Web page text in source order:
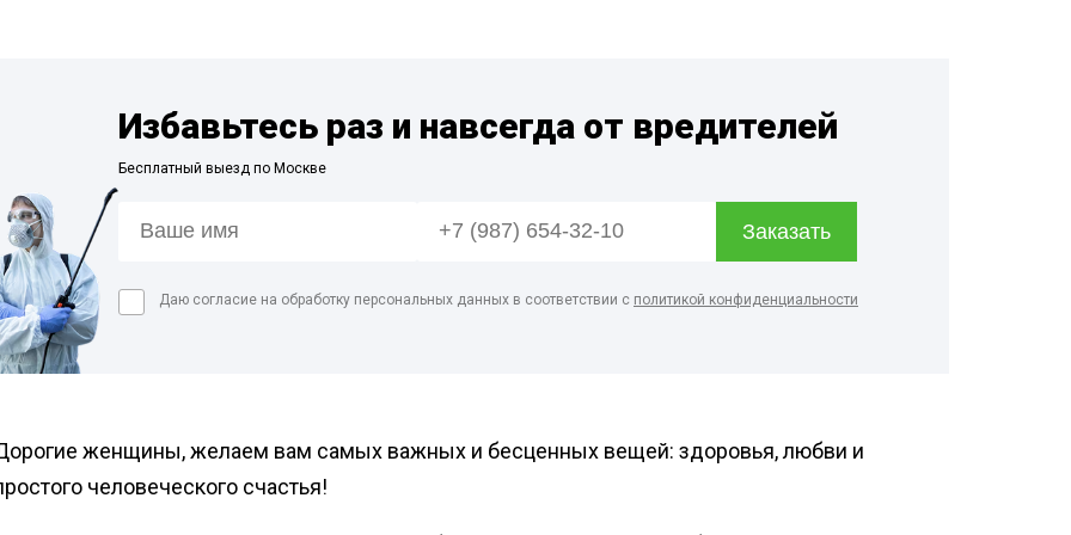
Обработка кондитерского
Дезинфекция
Избавьтесь раз и навсегда от вредителей
Бесплатный выезд по Москве
Даю согласие на обработку персональных данных в соответствии с политикой конфиденциальности
женщины, желаем вам самых важных и бесценных вещей: здоровья, любви и
человеческого счастья!